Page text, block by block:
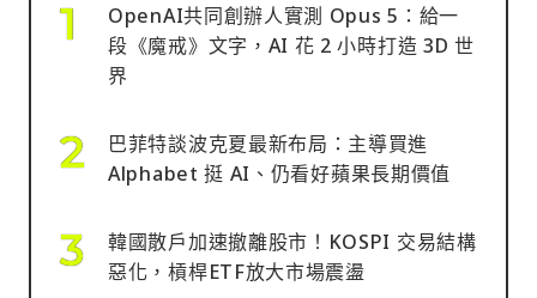
OpenAI共同創辦人實測 Opus 5：給一
段《魔戒》文字，AI 花 2 小時打造 3D 世
界
巴菲特談波克夏最新布局：主導買進
Alphabet 挺 AI、仍看好蘋果長期價值
韓國散戶加速撤離股市！KOSPI 交易結構
惡化，槓桿ETF放大市場震盪